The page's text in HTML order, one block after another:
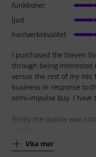
I purchased the Steven
through being interested
versus the rest of my mic
business in response to
semi-impulse buy. I have
Firstly the quality was
Visa mer
funktioner
ljud
hantverkskvalitet